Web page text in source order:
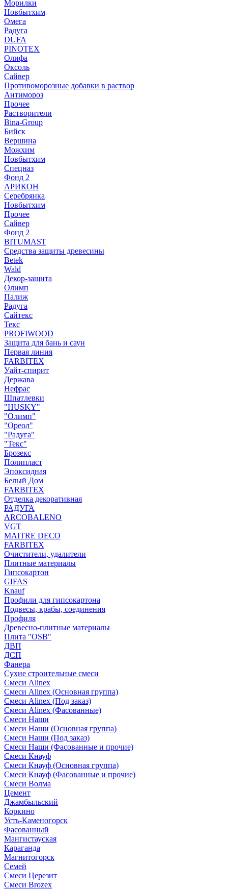
Морилки
Новбытхим
Омега
Радуга
DUFA
PINOTEX
Олифа
Оксоль
Сайвер
Противоморозные добавки в раствор
Антимороз
Прочее
Растворители
Bina-Group
Бийск
Вершина
Можхим
Новбытхим
Спецназ
Фонд 2
АРИКОН
Серебрянка
Новбытхим
Прочее
Сайвер
Фонд 2
BITUMAST
Средства защиты древесины
Betek
Wald
Декор-защита
Олимп
Палиж
Радуга
Сайтекс
Текс
PROFIWOOD
Защита для бань и саун
Первая линия
FARBITEX
Уайт-спирит
Держава
Нефрас
Шпатлевки
"HUSKY"
"Олимп"
"Ореол"
"Радуга"
"Текс"
Брозекс
Полипласт
Эпоксидная
Белый Дом
FARBITEX
Отделка декоративная
РАДУГА
ARCOBALENO
VGT
MAITRE DECO
FARBITEX
Очистители, удалители
Плитные материалы
Гипсокартон
GIFAS
Knauf
Профили для гипсокартона
Подвесы, крабы, соединения
Профиля
Древесно-плитные материалы
Плита "OSB"
ДВП
ДСП
Фанера
Сухие строительные смеси
Смеси Alinex
Смеси Alinex (Основная группа)
Смеси Alinex (Под заказ)
Смеси Alinex (Фасованные)
Смеси Наши
Смеси Наши (Основная группа)
Смеси Наши (Под заказ)
Смеси Наши (Фасованные и прочие)
Смеси Кнауф
Смеси Кнауф (Основная группа)
Смеси Кнауф (Фасованные и прочие)
Смеси Волма
Цемент
Джамбыльский
Коркино
Усть-Каменогорск
Фасованный
Мангистауская
Караганда
Магнитогорск
Семей
Смеси Церезит
Смеси Brozex